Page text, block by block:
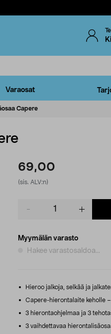
Varaosat
Capere
69,00
(sis. ALV:n)
Myymälän varasto
Hakee varastosaldoa...
Hieroo jalkoja, selkää ja
Capere-hierontalaite keholle
3 hierontaohjelmaa ja 3
3 vaihdettavaa